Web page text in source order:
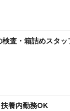
検査・箱詰めスタ
養内勤務OK